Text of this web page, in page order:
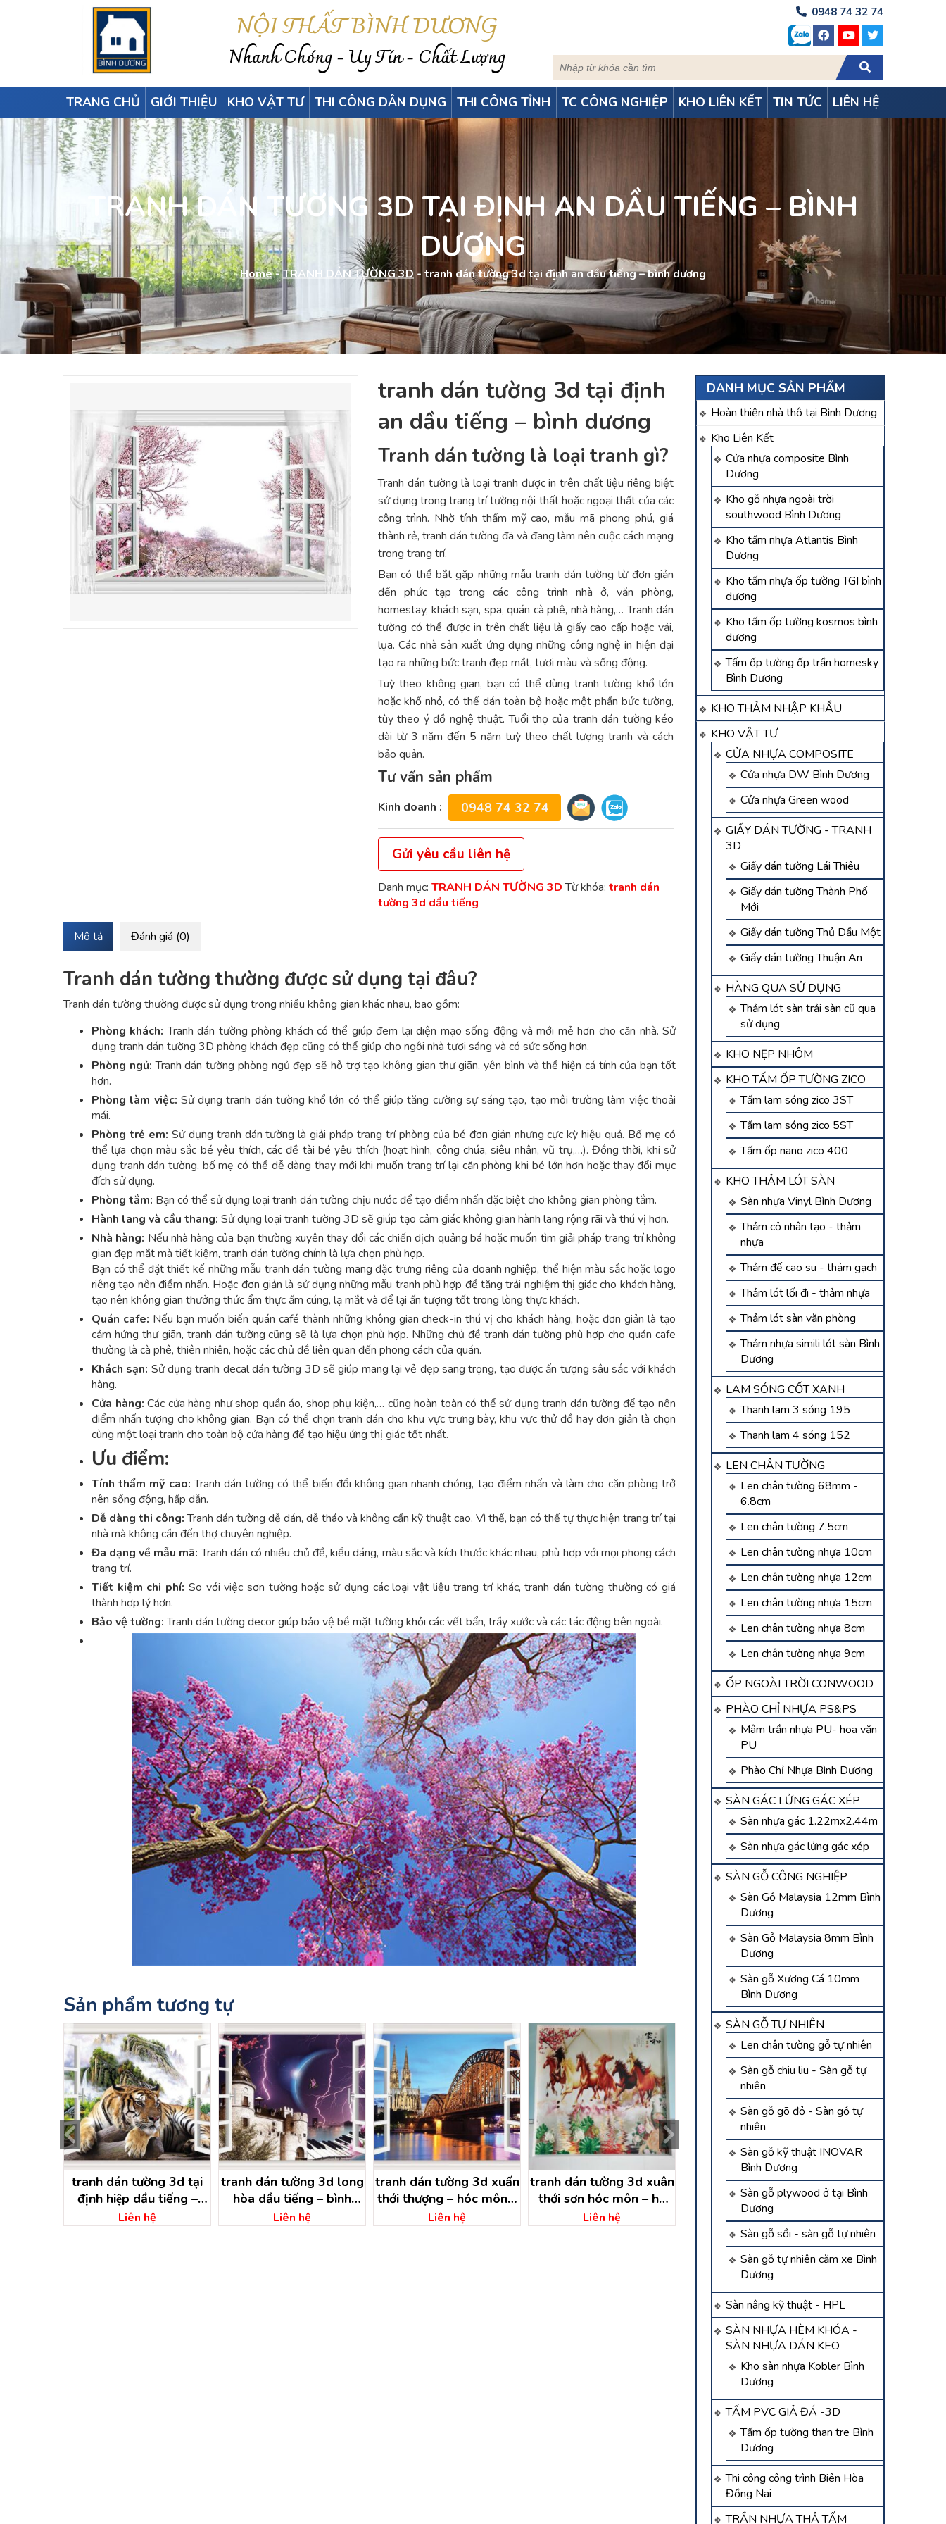
NỘI THẤT BÌNH DƯƠNG
Nhanh Chóng - Uy Tín - Chất Lượng
0948 74 32 74
TRANG CHỦ GIỚI THIỆU KHO VẬT TƯ THI CÔNG DÂN DỤNG THI CÔNG TỈNH TC CÔNG NGHIỆP KHO LIÊN KẾT TIN TỨC LIÊN HỆ
TRANH DÁN TƯỜNG 3D TẠI ĐỊNH AN DẦU TIẾNG – BÌNH
DƯƠNG
Home-TRANH DÁN TƯỜNG 3D - tranh dán tường 3d tại định an dầu tiếng – bình dương
DANH MỤC SẢN PHẨM
Hoàn thiện nhà thô tại Bình Dương
Kho Liên Kết
Cửa nhựa composite Bình
Dương
Kho gỗ nhựa ngoài trời
southwood Bình Dương
Kho tấm nhựa Atlantis Bình
Dương
Kho tấm nhựa ốp tường TGI bình
dương
Kho tấm ốp tường kosmos bình
dương
Tấm ốp tường ốp trần homesky
Bình Dương
KHO THẢM NHẬP KHẨU
KHO VẬT TƯ
CỬA NHỰA COMPOSITE
Cửa nhựa DW Bình Dương
Cửa nhựa Green wood
GIẤY DÁN TƯỜNG - TRANH
3D
Giấy dán tường Lái Thiêu
Giấy dán tường Thành Phố
Mới
Giấy dán tường Thủ Dầu Một
Giấy dán tường Thuận An
HÀNG QUA SỬ DỤNG
Thảm lót sàn trải sàn cũ qua
sử dụng
KHO NẸP NHÔM
KHO TẤM ỐP TƯỜNG ZICO
Tấm lam sóng zico 3ST
Tấm lam sóng zico 5ST
Tấm ốp nano zico 400
KHO THẢM LÓT SÀN
Sàn nhựa Vinyl Bình Dương
Thảm cỏ nhân tạo - thảm
nhựa
Thảm đế cao su - thảm gạch
Thảm lót lối đi - thảm nhựa
Thảm lót sàn văn phòng
Thảm nhựa simili lót sàn Bình
Dương
LAM SÓNG CỐT XANH
Thanh lam 3 sóng 195
Thanh lam 4 sóng 152
LEN CHÂN TƯỜNG
Len chân tường 68mm -
6.8cm
Len chân tường 7.5cm
Len chân tường nhựa 10cm
Len chân tường nhựa 12cm
Len chân tường nhựa 15cm
Len chân tường nhựa 8cm
Len chân tường nhựa 9cm
ỐP NGOÀI TRỜI CONWOOD
PHÀO CHỈ NHỰA PS&PS
Mâm trần nhựa PU- hoa văn
PU
Phào Chỉ Nhựa Bình Dương
SÀN GÁC LỬNG GÁC XÉP
Sàn nhựa gác 1.22mx2.44m
Sàn nhựa gác lửng gác xép
SÀN GỖ CÔNG NGHIỆP
Sàn Gỗ Malaysia 12mm Bình
Dương
Sàn Gỗ Malaysia 8mm Bình
Dương
Sàn gỗ Xương Cá 10mm
Bình Dương
SÀN GỖ TỰ NHIÊN
Len chân tường gỗ tự nhiên
Sàn gỗ chiu liu - Sàn gỗ tự
nhiên
Sàn gỗ gõ đỏ - Sàn gỗ tự
nhiên
Sàn gỗ kỹ thuật INOVAR
Bình Dương
Sàn gỗ plywood ở tại Bình
Dương
Sàn gỗ sồi - sàn gỗ tự nhiên
Sàn gỗ tự nhiên căm xe Bình
Dương
Sàn nâng kỹ thuật - HPL
SÀN NHỰA HÈM KHÓA -
SÀN NHỰA DÁN KEO
Kho sàn nhựa Kobler Bình
Dương
TẤM PVC GIẢ ĐÁ -3D
Tấm ốp tường than tre Bình
Dương
Thi công công trình Biên Hòa
Đồng Nai
TRẦN NHỰA THẢ TẤM
tranh dán tường 3d tại định
an dầu tiếng – bình dương
Tranh dán tường là loại tranh gì?
Tranh dán tường là loại tranh được in trên chất liệu riêng biệt
sử dụng trong trang trí tường nội thất hoặc ngoại thất của các
công trình. Nhờ tính thẩm mỹ cao, mẫu mã phong phú, giá
thành rẻ, tranh dán tường đã và đang làm nên cuộc cách mạng
trong trang trí.
Bạn có thể bắt gặp những mẫu tranh dán tường từ đơn giản
đến phức tạp trong các công trình nhà ở, văn phòng,
homestay, khách sạn, spa, quán cà phê, nhà hàng,… Tranh dán
tường có thể được in trên chất liệu là giấy cao cấp hoặc vải,
lụa. Các nhà sản xuất ứng dụng những công nghệ in hiện đại
tạo ra những bức tranh đẹp mắt, tươi màu và sống động.
Tuỳ theo không gian, bạn có thể dùng tranh tường khổ lớn
hoặc khổ nhỏ, có thể dán toàn bộ hoặc một phần bức tường,
tùy theo ý đồ nghệ thuật. Tuổi thọ của tranh dán tường kéo
dài từ 3 năm đến 5 năm tuỳ theo chất lượng tranh và cách
bảo quản.
Tư vấn sản phẩm
Kinh doanh : 0948 74 32 74
Gửi yêu cầu liên hệ
Danh mục: TRANH DÁN TƯỜNG 3D Từ khóa: tranh dán
tường 3d dầu tiếng
Mô tả Đánh giá (0)
Tranh dán tường thường được sử dụng tại đâu?
Tranh dán tường thường được sử dụng trong nhiều không gian khác nhau, bao gồm:
Phòng khách: Tranh dán tường phòng khách có thể giúp đem lại diện mạo sống động và mới mẻ hơn cho căn nhà. Sử
dụng tranh dán tường 3D phòng khách đẹp cũng có thể giúp cho ngôi nhà tươi sáng và có sức sống hơn.
Phòng ngủ:Tranh dán tường phòng ngủ đẹp sẽ hỗ trợ tạo không gian thư giãn, yên bình và thể hiện cá tính của bạn tốt
hơn.
Phòng làm việc: Sử dụng tranh dán tường khổ lớn có thể giúp tăng cường sự sáng tạo, tạo môi trường làm việc thoải
mái.
Phòng trẻ em: Sử dụng tranh dán tường là giải pháp trang trí phòng của bé đơn giản nhưng cực kỳ hiệu quả. Bố mẹ có
thể lựa chọn màu sắc bé yêu thích, các đề tài bé yêu thích (hoạt hình, công chúa, siêu nhân, vũ trụ,…). Đồng thời, khi sử
dụng tranh dán tường, bố mẹ có thể dễ dàng thay mới khi muốn trang trí lại căn phòng khi bé lớn hơn hoặc thay đổi mục
đích sử dụng.
Phòng tắm: Bạn có thể sử dụng loại tranh dán tường chịu nước để tạo điểm nhấn đặc biệt cho không gian phòng tắm.
Hành lang và cầu thang: Sử dụng loại tranh tường 3D sẽ giúp tạo cảm giác không gian hành lang rộng rãi và thú vị hơn.
Nhà hàng: Nếu nhà hàng của bạn thường xuyên thay đổi các chiến dịch quảng bá hoặc muốn tìm giải pháp trang trí không
gian đẹp mắt mà tiết kiệm, tranh dán tường chính là lựa chọn phù hợp.
Bạn có thể đặt thiết kế những mẫu tranh dán tường mang đặc trưng riêng của doanh nghiệp, thể hiện màu sắc hoặc logo
riêng tạo nên điểm nhấn. Hoặc đơn giản là sử dụng những mẫu tranh phù hợp để tăng trải nghiệm thị giác cho khách hàng,
tạo nên không gian thưởng thức ẩm thực ấm cúng, lạ mắt và để lại ấn tượng tốt trong lòng thực khách.
Quán cafe: Nếu bạn muốn biến quán café thành những không gian check-in thú vị cho khách hàng, hoặc đơn giản là tạo
cảm hứng thư giãn, tranh dán tường cũng sẽ là lựa chọn phù hợp. Những chủ đề tranh dán tường phù hợp cho quán cafe
thường là cà phê, thiên nhiên, hoặc các chủ đề liên quan đến phong cách của quán.
Khách sạn: Sử dụng tranh decal dán tường 3D sẽ giúp mang lại vẻ đẹp sang trọng, tạo được ấn tượng sâu sắc với khách
hàng.
Cửa hàng: Các cửa hàng như shop quần áo, shop phụ kiện,… cũng hoàn toàn có thể sử dụng tranh dán tường để tạo nên
điểm nhấn tượng cho không gian. Bạn có thể chọn tranh dán cho khu vực trưng bày, khu vực thử đồ hay đơn giản là chọn
cùng một loại tranh cho toàn bộ cửa hàng để tạo hiệu ứng thị giác tốt nhất.
Ưu điểm:
Tính thẩm mỹ cao: Tranh dán tường có thể biến đổi không gian nhanh chóng, tạo điểm nhấn và làm cho căn phòng trở
nên sống động, hấp dẫn.
Dễ dàng thi công:Tranh dán tường dễ dán, dễ tháo và không cần kỹ thuật cao. Vì thế, bạn có thể tự thực hiện trang trí tại
nhà mà không cần đến thợ chuyên nghiệp.
Đa dạng về mẫu mã: Tranh dán có nhiều chủ đề, kiểu dáng, màu sắc và kích thước khác nhau, phù hợp với mọi phong cách
trang trí.
Tiết kiệm chi phí: So với việc sơn tường hoặc sử dụng các loại vật liệu trang trí khác, tranh dán tường thường có giá
thành hợp lý hơn.
Bảo vệ tường:Tranh dán tường decor giúp bảo vệ bề mặt tường khỏi các vết bẩn, trầy xước và các tác động bên ngoài.
Sản phẩm tương tự
tranh dán tường 3d tại
định hiệp dầu tiếng –
bình dương
Liên hệ
tranh dán tường 3d long
hòa dầu tiếng – bình
dương
Liên hệ
tranh dán tường 3d xuấn
thới thượng – hóc môn –
hồ chí minh
Liên hệ
tranh dán tường 3d xuân
thới sơn hóc môn – hồ
chí minh
Liên hệ
tranh dán tường 3d tại
minh hòa dầu tiếng – hồ
chí minh
Liên hệ
tranh dán tường
thành dầu